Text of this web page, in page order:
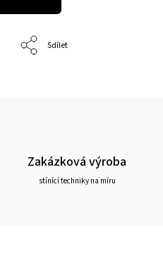
Sdílet
Zakázková výroba
stínící techniky na míru